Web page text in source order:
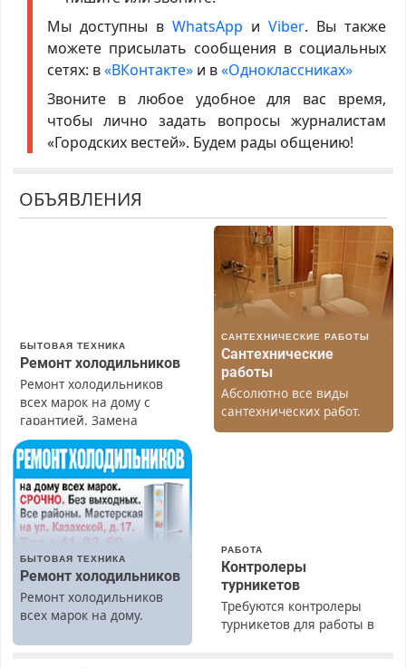
Мы доступны в WhatsApp иViber. Вы также
можете присылать сообщения в социальных
сетях: в«ВКонтакте»и в«Одноклассниках»
Звоните в любое удобное для вас время,
чтобы лично задать вопросы журналистам
«Городских вестей». Будем рады общению!
ОБЪЯВЛЕНИЯ
БЫТОВАЯ ТЕХНИКА
Ремонт холодильников
Ремонт холодильников
всех марок на дому с
гарантией. Замена
резины. Качественно.
Недорого. Без выходных.
Все районы. Скидка.
Вызов бесплатный.
САНТЕХНИЧЕСКИЕ РАБОТЫ
Сантехнические
работы
Абсолютно все виды
сантехнических работ.
Быстро. Качественно.
БЫТОВАЯ ТЕХНИКА
Ремонт холодильников
Ремонт холодильников
всех марок на дому.
РАБОТА
Контролеры
турникетов
Требуются контролеры
турникетов для работы в